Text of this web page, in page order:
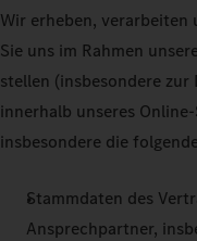
Wir erheben, verarbeiten
Sie uns im Rahmen
stellen (insbesondere
innerhalb unseres
insbesondere die
Stammdaten des
Ansprechpartner,